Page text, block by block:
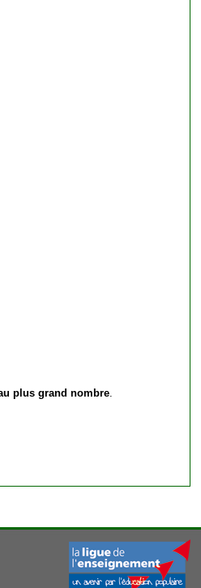
plus grand nombre.